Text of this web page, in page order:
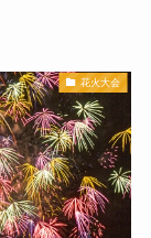
花火大会